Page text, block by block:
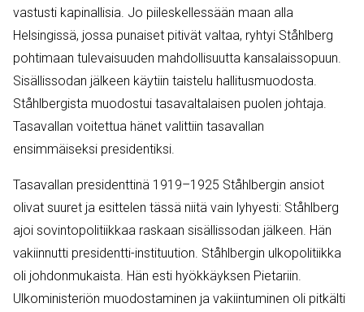
vastusti kapinallisia. Jo piileskellessään maan alla
Helsingissä, jossa punaiset pitivät valtaa, ryhtyi Ståhlberg
pohtimaan tulevaisuuden mahdollisuutta kansalaissopuun.
Sisällissodan jälkeen käytiin taistelu hallitusmuodosta.
Ståhlbergista muodostui tasavaltalaisen puolen johtaja.
Tasavallan voitettua hänet valittiin tasavallan
ensimmäiseksi presidentiksi.
Tasavallan presidenttinä 1919–1925 Ståhlbergin ansiot
olivat suuret ja esittelen tässä niitä vain lyhyesti: Ståhlberg
ajoi sovintopolitiikkaa raskaan sisällissodan jälkeen. Hän
vakiinnutti presidentti-instituution. Ståhlbergin ulkopolitiikka
oli johdonmukaista. Hän esti hyökkäyksen Pietariin.
Ulkoministeriön muodostaminen ja vakiintuminen oli pitkälti